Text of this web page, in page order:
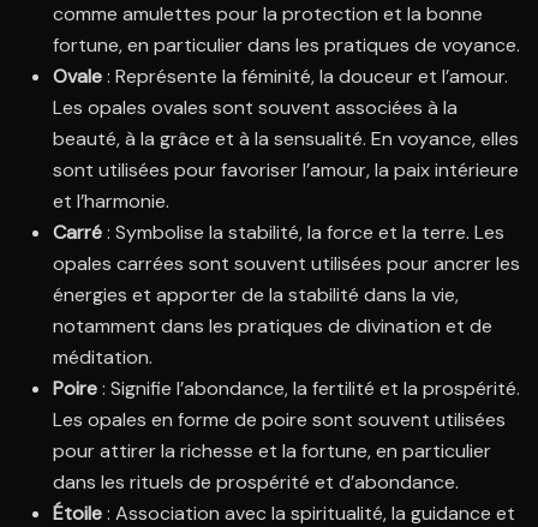
comme amulettes pour la protection et la bonne
fortune, en particulier dans les pratiques de voyance.
Ovale: Représente la féminité, la douceur et l’amour.
Les opales ovales sont souvent associées à la
beauté, à la grâce et à la sensualité. En voyance, elles
sont utilisées pour favoriser l’amour, la paix intérieure
et l’harmonie.
Carré: Symbolise la stabilité, la force et la terre. Les
opales carrées sont souvent utilisées pour ancrer les
énergies et apporter de la stabilité dans la vie,
notamment dans les pratiques de divination et de
méditation.
Poire: Signifie l’abondance, la fertilité et la prospérité.
Les opales en forme de poire sont souvent utilisées
pour attirer la richesse et la fortune, en particulier
dans les rituels de prospérité et d’abondance.
Étoile: Association avec la spiritualité, la guidance et